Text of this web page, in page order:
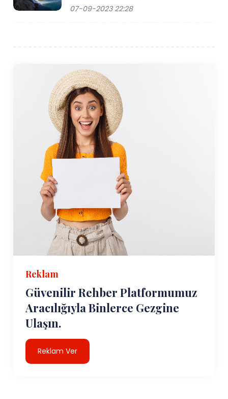
07-09-2023 22:28
Reklam
Güvenilir Rehber Platformumuz
Aracılığıyla Binlerce Gezgine
Ulaşın.
Reklam Ver